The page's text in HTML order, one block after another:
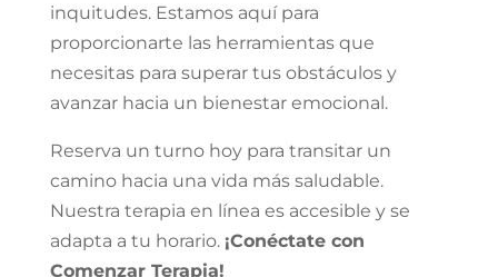
inquitudes. Estamos aquí para
proporcionarte las herramientas que
necesitas para superar tus obstáculos y
avanzar hacia un bienestar emocional.
Reserva un turno hoy para transitar un
camino hacia una vida más saludable.
Nuestra terapia en línea es accesible y se
adapta a tu horario. ¡Conéctate con
Comenzar Terapia!